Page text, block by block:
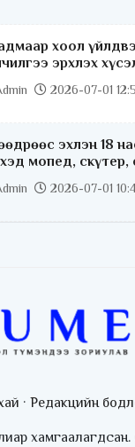
хоол
эрхлэх
сайтаар авч
2026-07-01
эхлэн 18
мопед, скүтер,
2026-07-01
· Редакцийн